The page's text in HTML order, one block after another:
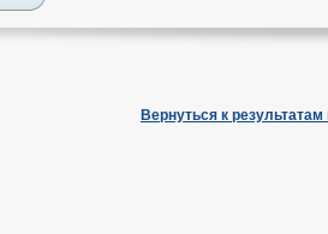
Вернуться к результатам